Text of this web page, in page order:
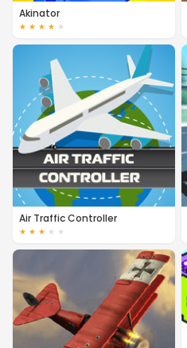
Akinator
★ ★ ★ ★ ★
Air Traffic Controller
★ ★ ★ ★ ★